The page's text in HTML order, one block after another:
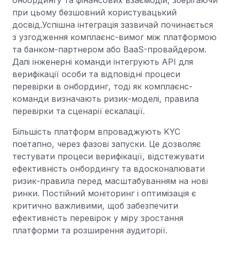
при цьому безшовний користувацький
досвід.Успішна інтеграція зазвичай починається
з узгодження комплаєнс-вимог між платформою
та банком-партнером або BaaS-провайдером.
Далі інженерні команди інтегрують API для
верифікації особи та відповідні процеси
перевірки в онбординг, тоді як комплаєнс-
команди визначають ризик-моделі, правила
перевірки та сценарії ескалації.
Більшість платформ впроваджують KYC
поетапно, через фазові запуски. Це дозволяє
тестувати процеси верифікації, відстежувати
ефективність онбордингу та вдосконалювати
ризик-правила перед масштабуванням на нові
ринки. Постійний моніторинг і оптимізація є
критично важливими, щоб забезпечити
ефективність перевірок у міру зростання
платформи та розширення аудиторії.